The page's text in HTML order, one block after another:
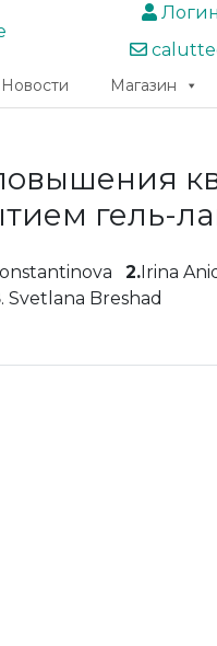
Логин
Новости Магазин
гель-
2.Irina
. Svetlana Breshad